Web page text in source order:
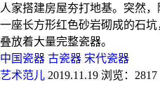
人家搭建房屋夯打地基。突然
一座长方形红色砂岩砌成的石
叠放着大量完整瓷器。
中国瓷器 古瓷器 宋代瓷器
艺术范儿 2019.11.19 浏览：2817